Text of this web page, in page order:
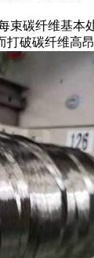
纤维基本
破碳纤维高